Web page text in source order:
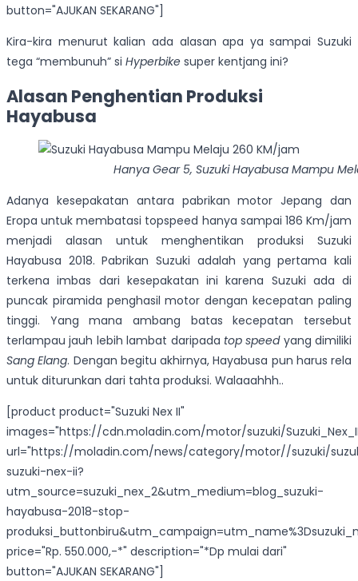
button="AJUKAN SEKARANG"]
Kira-kira menurut kalian ada alasan apa ya sampai Suzuki
tega “membunuh” si Hyperbike super kentjang ini?
Alasan Penghentian Produksi
Hayabusa
Hanya Gear 5, Suzuki Hayabusa Mampu
Adanya kesepakatan antara pabrikan motor Jepang dan
Eropa untuk membatasi topspeed hanya sampai 186 Km/jam
menjadi alasan untuk menghentikan produksi Suzuki
Hayabusa 2018. Pabrikan Suzuki adalah yang pertama kali
terkena imbas dari kesepakatan ini karena Suzuki ada di
puncak piramida penghasil motor dengan kecepatan paling
tinggi. Yang mana ambang batas kecepatan tersebut
terlampau jauh lebih lambat daripada top speedyang dimiliki
Sang Elang. Dengan begitu akhirnya, Hayabusa pun harus rela
untuk diturunkan dari tahta produksi. Walaaahhh..
[product product="Suzuki Nex II"
images="https://cdn.moladin.com/motor/suzuki/
url="https://moladin.com/news/category/motor//suzuki/
suzuki-nex-ii?
utm_source=suzuki_nex_2&utm_medium=blog_suzuki-
hayabusa-2018-stop-
price="Rp. 550.000,-*" description="*Dp mulai dari"
button="AJUKAN SEKARANG"]